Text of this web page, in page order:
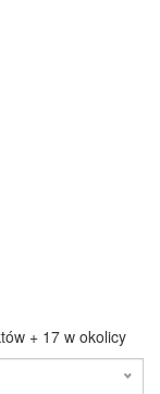
+ 17 w okolicy